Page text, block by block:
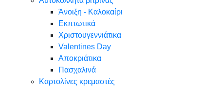
Άνοιξη - Καλοκαίρι
Εκπτωτικά
Χριστουγεννιάτικα
Valentines Day
Αποκριάτικα
Πασχαλινά
Καρτολίνες κρεμαστές